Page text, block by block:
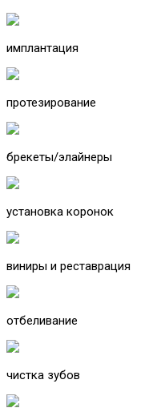
имплантация
протезирование
брекеты/элайнеры
установка коронок
виниры и реставрация
отбеливание
чистка зубов